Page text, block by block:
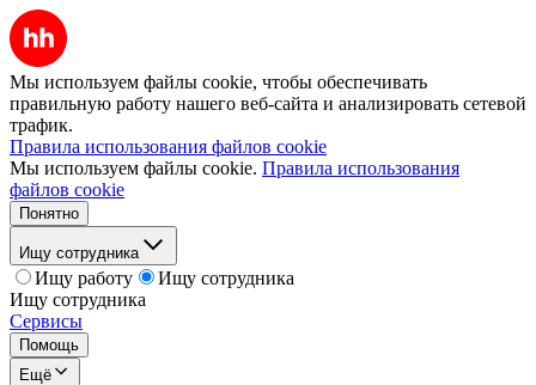
Мы используем файлы cookie, чтобы обеспечивать
правильную работу нашего веб-сайта и анализировать сетевой
трафик.
Правила использования файлов cookie
Мы используем файлы cookie. Правила использования
файлов cookie
Понятно
Ищу сотрудника
Ищу работу
Ищу сотрудника
Ищу сотрудника
Сервисы
Помощь
Ещё